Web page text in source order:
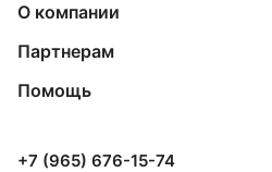
О компании
Партнерам
Помощь
+7 (965) 676-15-74